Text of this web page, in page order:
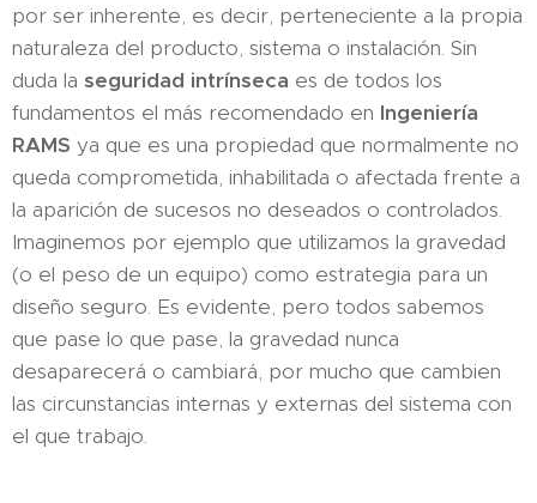
por ser inherente, es decir, perteneciente a la propia
naturaleza del producto, sistema o instalación. Sin
duda la seguridad intrínseca es de todos los
fundamentos el más recomendado en Ingeniería
RAMS ya que es una propiedad que normalmente no
queda comprometida, inhabilitada o afectada frente a
la aparición de sucesos no deseados o controlados.
Imaginemos por ejemplo que utilizamos la gravedad
(o el peso de un equipo) como estrategia para un
diseño seguro. Es evidente, pero todos sabemos
que pase lo que pase, la gravedad nunca
desaparecerá o cambiará, por mucho que cambien
las circunstancias internas y externas del sistema con
el que trabajo.